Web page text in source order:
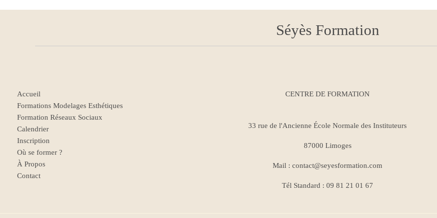
Séyès Formation
Accueil
Formations Modelages Esthétiques
Formation Réseaux Sociaux
Calendrier
Inscription
Où se former ?
À Propos
Contact
CENTRE DE FORMATION
33 rue de l'Ancienne École Normale des Instituteurs
87000 Limoges
Mail :contact@seyesformation.com
Tél Standard : 09 81 21 01 67